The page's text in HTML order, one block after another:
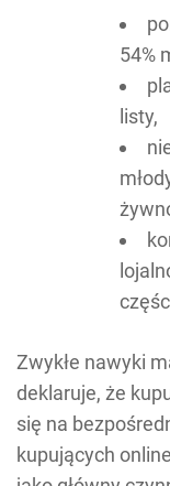
54%
listy,
Zwykłe nawyki
deklaruje, że
się na
kupujących